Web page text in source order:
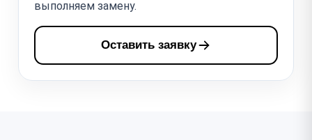
выполняем замену.
Оставить заявку